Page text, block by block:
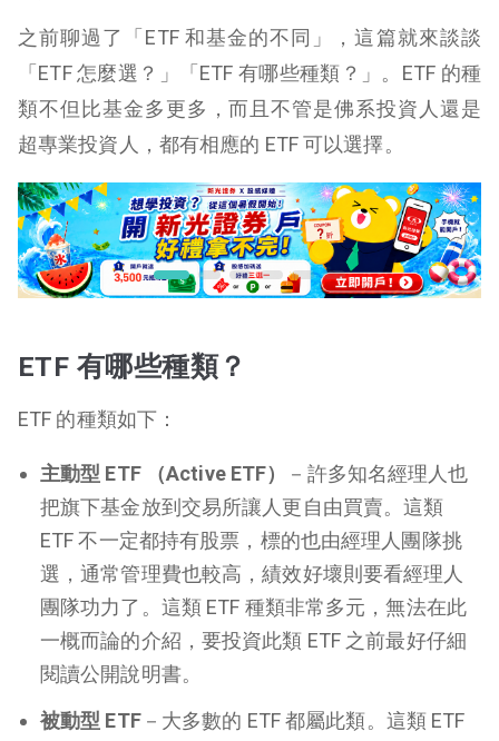
之前聊過了「ETF 和基金的不同」，這篇就來談談
「ETF 怎麼選？」「ETF 有哪些種類？」。ETF 的種
類不但比基金多更多，而且不管是佛系投資人還是
超專業投資人，都有相應的 ETF 可以選擇。
ETF 有哪些種類？
ETF 的種類如下：
主動型 ETF （Active ETF）
－許多知名經理人也
把旗下基金放到交易所讓人更自由買賣。這類
ETF 不一定都持有股票，標的也由經理人團隊挑
選，通常管理費也較高，績效好壞則要看經理人
團隊功力了。這類 ETF 種類非常多元，無法在此
一概而論的介紹，要投資此類 ETF 之前最好仔細
閱讀公開說明書。
被動型 ETF－大多數的 ETF 都屬此類。這類 ETF